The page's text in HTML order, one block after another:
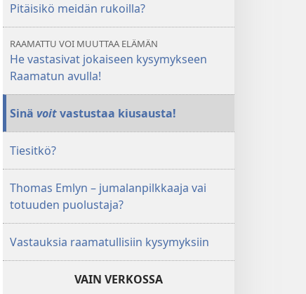
Pitäisikö meidän rukoilla?
RAAMATTU VOI MUUTTAA ELÄMÄN
He vastasivat jokaiseen kysymykseen
Raamatun avulla!
Sinä voitvastustaa kiusausta!
Tiesitkö?
Thomas Emlyn – jumalanpilkkaaja vai
totuuden puolustaja?
Vastauksia raamatullisiin kysymyksiin
VAIN VERKOSSA